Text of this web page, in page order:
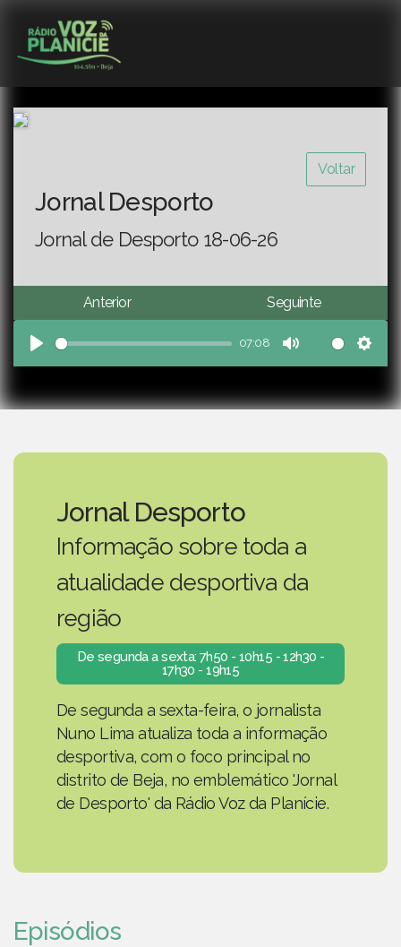
Voltar
Jornal Desporto
Jornal de Desporto 18-06-26
Anterior Seguinte
Play
07:08
Mute
Jornal Desporto
Informação sobre toda a
atualidade desportiva da
região
De segunda a sexta: 7h50 - 10h15 - 12h30 -
17h30 - 19h15
De segunda a sexta-feira, o jornalista
Nuno Lima atualiza toda a informação
desportiva, com o foco principal no
distrito de Beja, no emblemático 'Jornal
de Desporto' da Rádio Voz da Planície.
Episódios